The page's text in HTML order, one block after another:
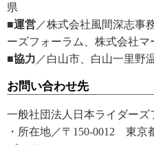
県
■運営 ／株式会社風間深志事
ーズフォーラム、株式会社マ
■協力 ／白山市、白山一里野
お問い合わせ先
一般社団法人日本ライダーズ
・所在地／〒150-0012 東京